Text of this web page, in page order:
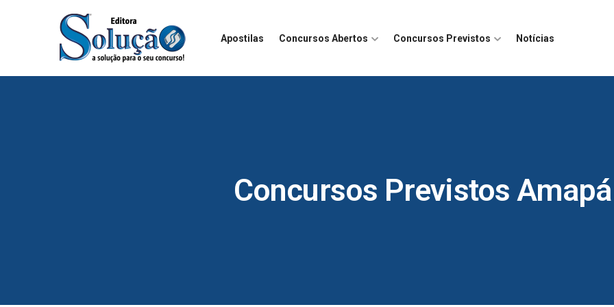
Apostilas Concursos Abertos Concursos Previstos Notícias
Concursos Previstos